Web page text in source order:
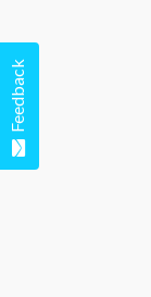
Feedback